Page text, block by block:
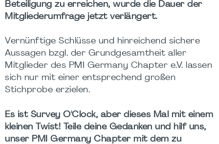
Beteiligung zu erreichen, wurde die Dauer der
Mitgliederumfrage jetzt verlängert.
Vernünftige Schlüsse und hinreichend sichere
Aussagen bzgl. der Grundgesamtheit aller
Mitglieder des PMI Germany Chapter e.V. lassen
sich nur mit einer entsprechend großen
Stichprobe erzielen.
Es ist Survey O'Clock, aber dieses Mal mit einem
kleinen Twist! Teile deine Gedanken und hilf uns,
unser PMI Germany Chapter mit dem zu